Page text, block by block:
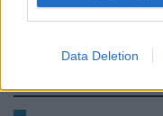
Data Deletion
04/03/2012